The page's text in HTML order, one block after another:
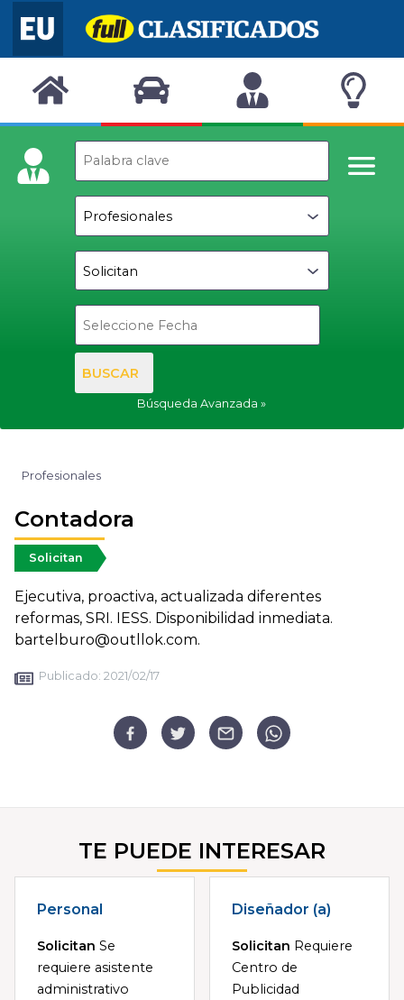
BUSCAR
Búsqueda Avanzada
Profesionales
Contadora
Solicitan
Ejecutiva, proactiva, actualizada diferentes
reformas, SRI. IESS. Disponibilidad inmediata.
bartelburo@outllok.com.
Publicado: 2021/02/17
TE PUEDE INTERESAR
Personal
Solicitan Se
requiere asistente
administrativo
Diseñador (a)
Solicitan Requiere
Centro de
Publicidad